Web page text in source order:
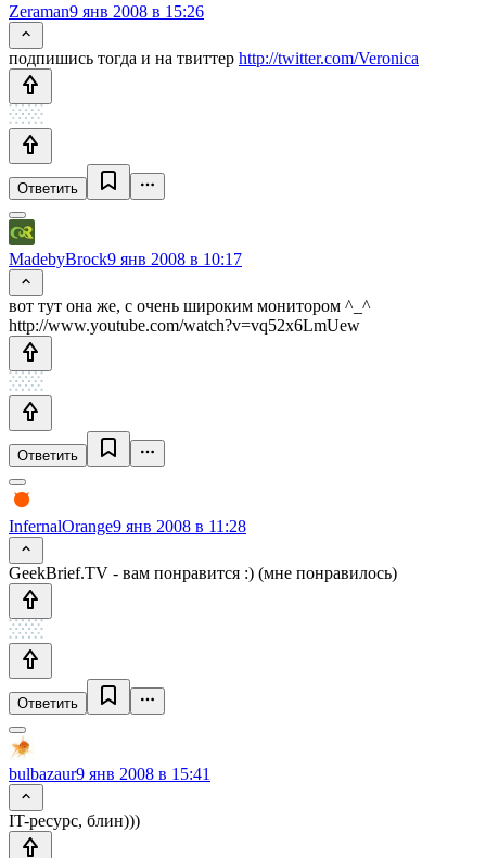
Zeraman9 янв 2008 в 15:26
подпишись тогда и на твиттер http://twitter.com/Veronica
Ответить
MadebyBrock9 янв 2008 в 10:17
вот тут она же, с очень широким монитором ^_^
http://www.youtube.com/watch?v=vq52x6LmUew
Ответить
InfernalOrange9 янв 2008 в 11:28
GeekBrief.TV - вам понравится :) (мне понравилось)
Ответить
bulbazaur9 янв 2008 в 15:41
IT-ресурс, блин)))